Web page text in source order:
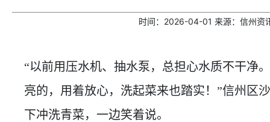
时间： 2026-04-01 来源： 信州资
“以前用压水机、抽水泵，总担心水质不干净
亮的，用着放心，洗起菜来也踏实！”信州区
下冲洗青菜，一边笑着说。